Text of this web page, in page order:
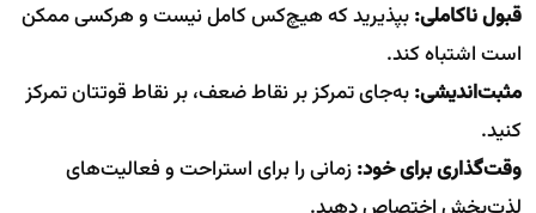
قبول ناکاملی:بپذیرید که هیچ‌کس کامل نیست و هرکسی ممکن
است اشتباه کند.
مثبت‌اندیشی:به‌جای تمرکز بر نقاط ضعف، بر نقاط قوتتان تمرکز
کنید.
وقت‌گذاری برای خود:زمانی را برای استراحت و فعالیت‌های